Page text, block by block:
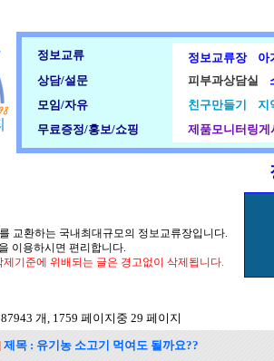
정보교류 정보교류장
아
상담/설문
피부과상담실
모임/자유
친구만들기
지
무료증정/홍보/쇼핑
제품모니터링게
교환하는 국내최대규모의 정보교류장입니다.
이용하시면 편리합니다.
기준에 위배되는 글은 경고없이 삭제됩니다.
개, 1759 페이지중 29 페이지
제목 : 유기농 소고기 먹여도 될까요??